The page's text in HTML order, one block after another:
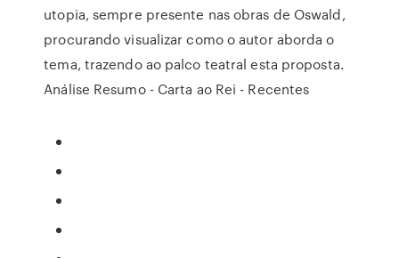
utopia, sempre presente nas obras de Oswald,
procurando visualizar como o autor aborda o
tema, trazendo ao palco teatral esta proposta.
Análise Resumo - Carta ao Rei - Recentes